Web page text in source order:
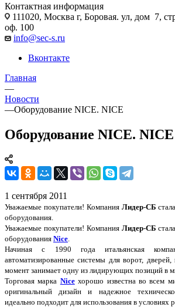
Контактная информация
111020, Москва г, Боровая. ул, дом 7,
оф. 100
info@sec-s.ru
Вконтакте
Главная
—
Новости
—Оборудование NICE. NICE
Оборудование NICE. NICE
1 сентября 2011
Уважаемые покупатели! Компания Лидер-СБ
оборудования.
Уважаемые покупатели! Компания Лидер-СБ
оборудования Nice
Начиная с 1990 года итальянская
автоматизированные системы для ворот,
момент занимает одну из лидирующих позиций в
Торговая марка Niceхорошо известна во всем
оригинальный дизайн и надежное
идеально подходит для использования в условиях